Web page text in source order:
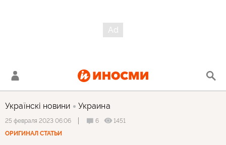
Українскi новини Украина
25 февраля 2023 06:06 6
1451
ОРИГИНАЛ СТАТЬИ